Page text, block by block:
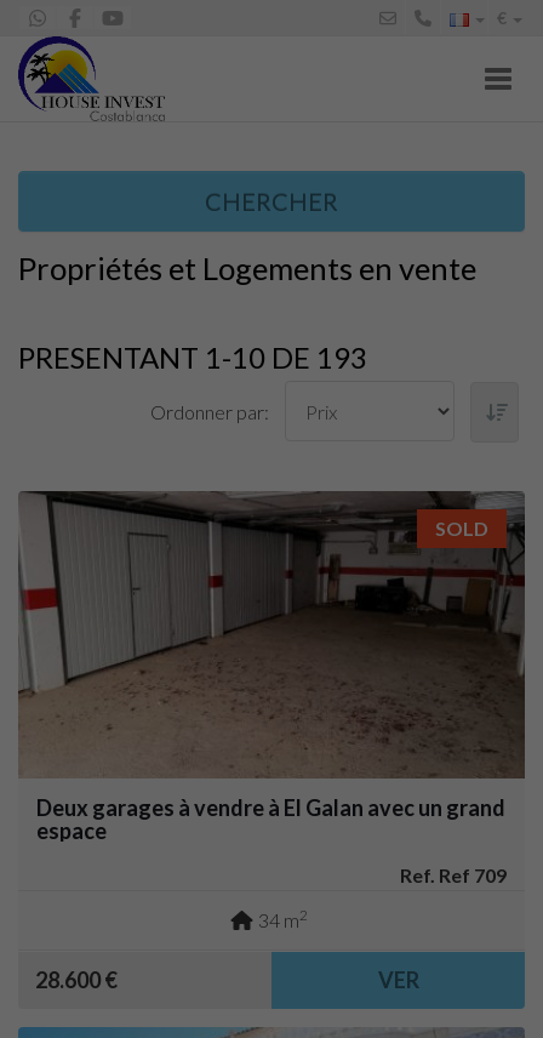
€
CHERCHER
Propriétés et Logements en vente
PRESENTANT 1-10 DE 193
Ordonner par:
SOLD
Deux garages à vendre à El Galan avec un grand
espace
Ref. Ref 709
34 m2
28.600 € VER